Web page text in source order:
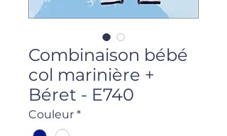
Combinaison bébé
col marinière +
Béret - E740
Couleur *